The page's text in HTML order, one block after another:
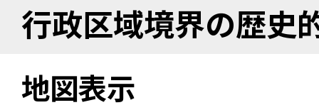
行政区域境界の歴史
地図表示